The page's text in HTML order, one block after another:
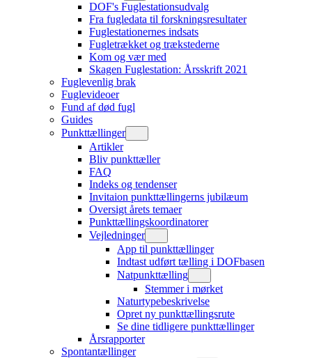
DOF's Fuglestationsudvalg
Fra fugledata til forskningsresultater
Fuglestationernes indsats
Fugletrækket og trækstederne
Kom og vær med
Skagen Fuglestation: Årsskrift 2021
Fuglevenlig brak
Fuglevideoer
Fund af død fugl
Guides
Punkttællinger
Artikler
Bliv punkttæller
FAQ
Indeks og tendenser
Invitaion punkttællingerns jubilæum
Oversigt årets temaer
Punkttællingskoordinatorer
Vejledninger
App til punkttællinger
Indtast udført tælling i DOFbasen
Natpunkttælling
Stemmer i mørket
Naturtypebeskrivelse
Opret ny punkttællingsrute
Se dine tidligere punkttællinger
Årsrapporter
Spontantællinger